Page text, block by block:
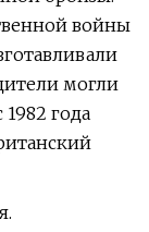
войны
могли
года